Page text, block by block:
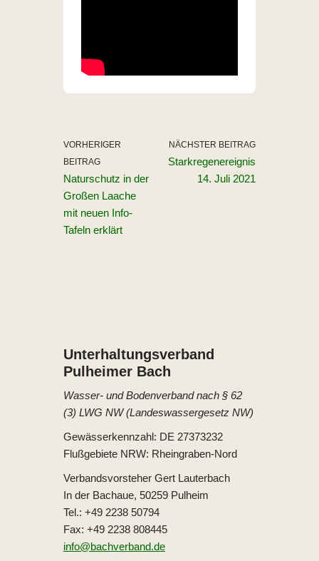
VORHERIGER
BEITRAG
Naturschutz in der
Großen Laache
mit neuen Info-
Tafeln erklärt
NÄCHSTER BEITRAG
Starkregenereignis
14. Juli 2021
Unterhaltungs­verband
Pulheimer Bach
Wasser- und Bodenverband nach § 62
(3) LWG NW (Landeswassergesetz NW)
Gewässerkennzahl: DE 27373232
Flußgebiete NRW: Rheingraben-Nord
Verbandsvorsteher Gert Lauterbach
In der Bachaue, 50259 Pulheim
Tel.: +49 2238 50794
Fax: +49 2238 808445
info@bachverband.de